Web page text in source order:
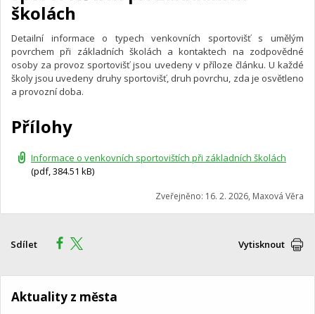
školách
Detailní informace o typech venkovních sportovišť s umělým
povrchem při základních školách a kontaktech na zodpovědné
osoby za provoz sportovišť jsou uvedeny v příloze článku. U každé
školy jsou uvedeny druhy sportovišť, druh povrchu, zda je osvětleno
a provozní doba.
Přílohy
Informace o venkovních sportovištích při základních školách
(pdf, 384.51 kB)
Zveřejněno: 16. 2. 2026, Maxová Věra
Sdílet Vytisknout
Aktuality z města